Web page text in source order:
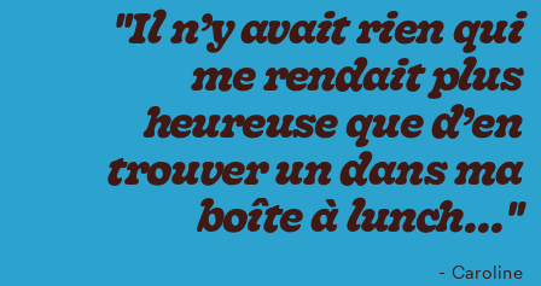
"Il n’y avait rien qui
me rendait plus
heureuse que d’en
trouver un dans ma
boîte à lunch..."
- Caroline